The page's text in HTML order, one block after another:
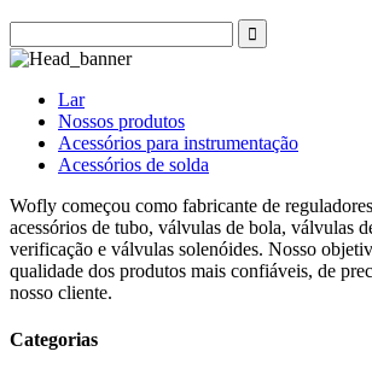
Lar
Nossos produtos
Acessórios para instrumentação
Acessórios de solda
Wofly começou como fabricante de
acessórios de tubo, válvulas de bola, válvulas
verificação e válvulas solenóides. Nosso
qualidade dos produtos mais confiáveis, de
nosso cliente.
Categorias